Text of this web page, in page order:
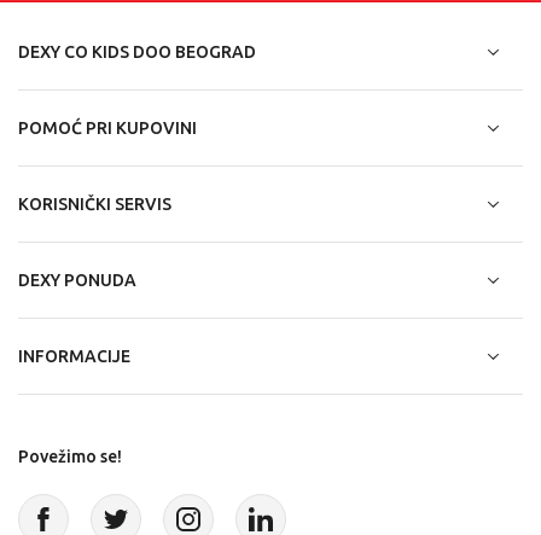
DEXY CO KIDS DOO BEOGRAD
POMOĆ PRI KUPOVINI
KORISNIČKI SERVIS
DEXY PONUDA
INFORMACIJE
Povežimo se!